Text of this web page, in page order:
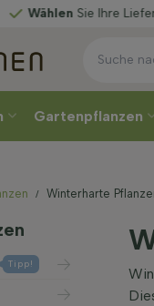
Sie Ihre Lieferwoche
Gartenpflanzen
Winterharte
Tipp!